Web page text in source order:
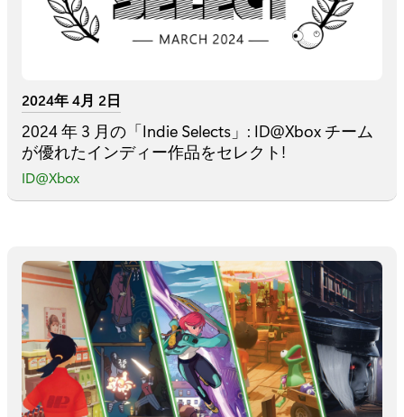
2024年 4月 2日
2024 年 3 月の「Indie Selects」: ID@Xbox チーム
が優れたインディー作品をセレクト!
ID@Xbox